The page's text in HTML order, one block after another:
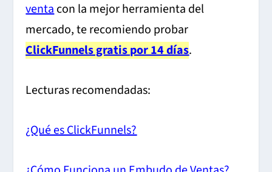
ventacon la mejor herramienta del
mercado, te recomiendo probar
ClickFunnels gratis por 14 días.
Lecturas recomendadas:
¿Qué es ClickFunnels?